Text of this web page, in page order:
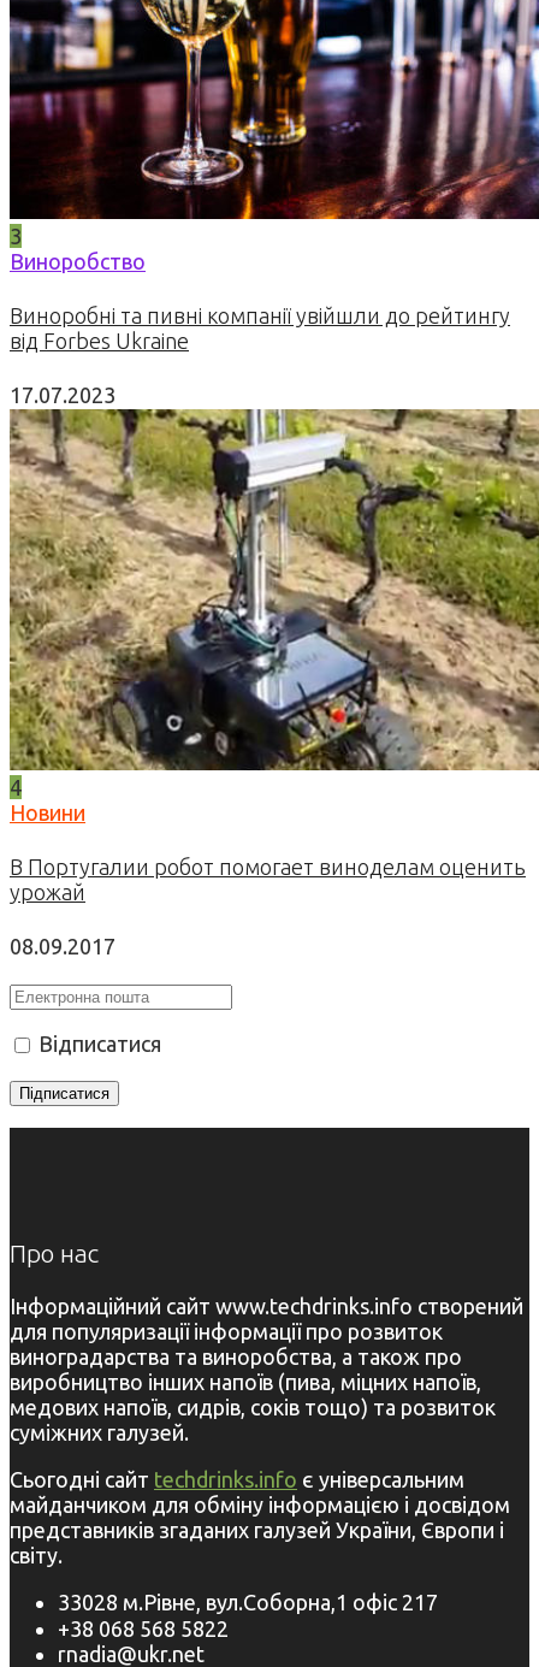
3
Виноробство
Виноробні та пивні компанії увійшли до рейтингу
від Forbes Ukraine
17.07.2023
4
Новини
В Португалии робот помогает виноделам оценить
урожай
08.09.2017
Відписатися
Про нас
Інформаційний сайт www.techdrinks.info створений
для популяризації інформації про розвиток
виноградарства та виноробства, а також про
виробництво інших напоїв (пива, міцних напоїв,
медових напоїв, сидрів, соків тощо) та розвиток
суміжних галузей.
Сьогодні сайт techdrinks.info є універсальним
майданчиком для обміну інформацією і досвідом
представників згаданих галузей України, Європи і
світу.
33028 м.Рівне, вул.Соборна,1 офіс 217
+38 068 568 5822
rnadia@ukr.net